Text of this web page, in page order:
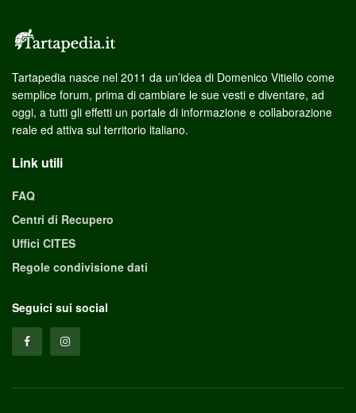
Tartapedia nasce nel 2011 da un’idea di Domenico Vitiello come
semplice forum, prima di cambiare le sue vesti e diventare, ad
oggi, a tutti gli effetti un portale di informazione e collaborazione
reale ed attiva sul territorio italiano.
Link utili
FAQ
Centri di Recupero
Uffici CITES
Regole condivisione dati
Seguici sui social